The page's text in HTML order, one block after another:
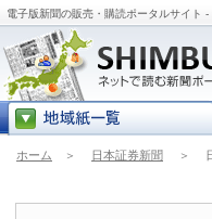
電子版新聞の販売・購読ポータルサイト
ホーム ＞ 日本証券新聞 ＞